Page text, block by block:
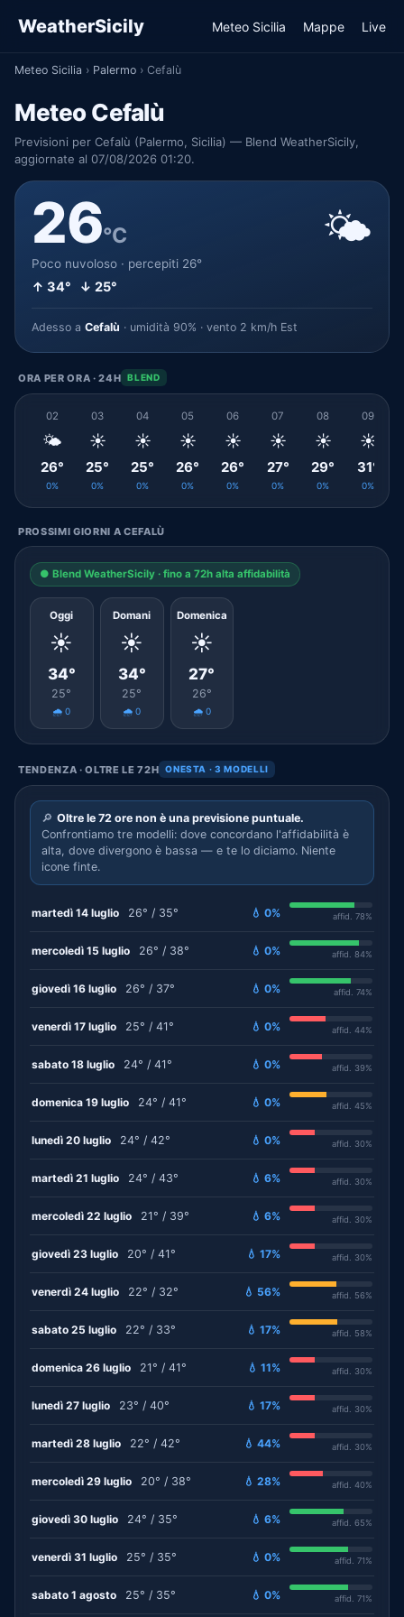
WeatherSicily Meteo Sicilia Mappe Live
Meteo Sicilia › Palermo › Cefalù
Meteo Cefalù
Previsioni per Cefalù (Palermo, Sicilia) — Blend WeatherSicily,
aggiornate al 07/08/2026 01:20.
26°C
Poco nuvoloso · percepiti 26°
↑ 34° ↓ 25°
🌤️
Adesso a Cefalù · umidità 90% · vento 2 km/h Est
ORA PER ORA · 24H BLEND
02
🌤️
26°
0%
03
☀️
25°
0%
04
☀️
25°
0%
05
☀️
26°
0%
06
☀️
26°
0%
07
☀️
27°
0%
08
☀️
29°
0%
09
☀️
31°
0%
PROSSIMI GIORNI A CEFALÙ
● Blend WeatherSicily · fino a 72h alta affidabilità
Oggi
☀️
34°
25°
🌧️ 0
Domani
☀️
34°
25°
🌧️ 0
Domenica
☀️
27°
26°
🌧️ 0
TENDENZA · OLTRE LE 72H ONESTA · 3 MODELLI
🔎 Oltre le 72 ore non è una previsione puntuale.
Confrontiamo tre modelli: dove concordano l'affidabilità è
alta, dove divergono è bassa — e te lo diciamo. Niente
icone finte.
martedì 14 luglio 26° / 35° 💧 0% affid. 78%
mercoledì 15 luglio 26° / 38° 💧 0% affid. 84%
giovedì 16 luglio 26° / 37° 💧 0% affid. 74%
venerdì 17 luglio 25° / 41° 💧 0% affid. 44%
sabato 18 luglio 24° / 41° 💧 0% affid. 39%
domenica 19 luglio 24° / 41° 💧 0% affid. 45%
lunedì 20 luglio 24° / 42° 💧 0% affid. 30%
martedì 21 luglio 24° / 43° 💧 6% affid. 30%
mercoledì 22 luglio 21° / 39° 💧 6% affid. 30%
giovedì 23 luglio 20° / 41° 💧 17% affid. 30%
venerdì 24 luglio 22° / 32° 💧 56% affid. 56%
sabato 25 luglio 22° / 33° 💧 17% affid. 58%
domenica 26 luglio 21° / 41° 💧 11% affid. 30%
lunedì 27 luglio 23° / 40° 💧 17% affid. 30%
martedì 28 luglio 22° / 42° 💧 44% affid. 30%
mercoledì 29 luglio 20° / 38° 💧 28% affid. 40%
giovedì 30 luglio 24° / 35° 💧 6% affid. 65%
venerdì 31 luglio 25° / 35° 💧 0% affid. 71%
sabato 1 agosto 25° / 35° 💧 0% affid. 71%